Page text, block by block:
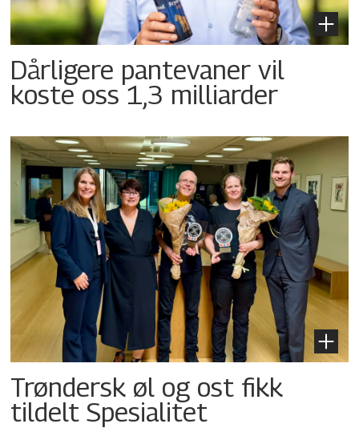
Dårligere pantevaner vil
koste oss 1,3 milliarder
Trøndersk øl og ost fikk
tildelt Spesialitet